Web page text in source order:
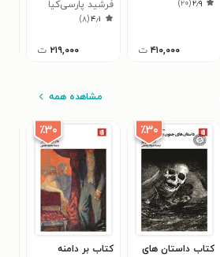
۲٫۹(۲۰)
۴۱۰,۰۰۰ ت
شماره ۱
فرشید پارسی‌کیا
۴٫۱(۸)
۲۱۹,۰۰۰ ت
مشاهده همه
٪۳۰
کتاب داستان های
٪۳۰
کتاب بر دامنه